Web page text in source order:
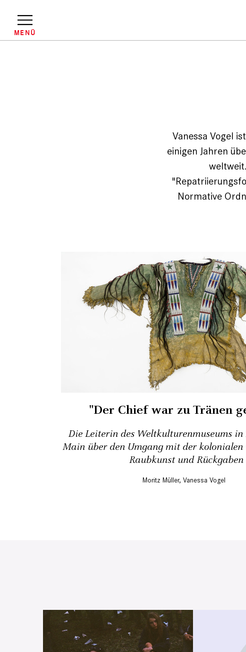
Inhalt
MENÜ
Vanessa Vogel
einigen Jahren
Normative
"Der Chief war zu Tränen
Die Leiterin des Weltkulturenmuseums
Main über den Umgang mit der kolonialen
Raubkunst und Rückgaben
Moritz Müller, Vanessa Vogel